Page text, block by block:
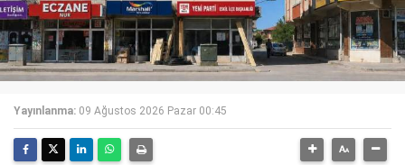
Yayınlanma: 09 Ağustos 2026 Pazar 00:45